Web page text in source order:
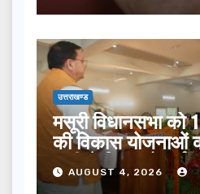
उत्तराखण्ड
मसूरी विधानसभा
की विकास योजनाओं
धामी ने किया
AUGUST 4, 2026